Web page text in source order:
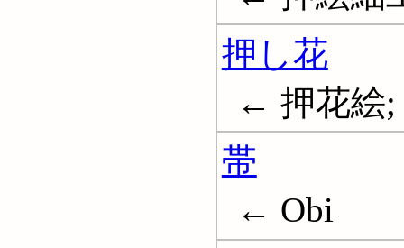
押し花
← 押花絵;
帯
← Obi